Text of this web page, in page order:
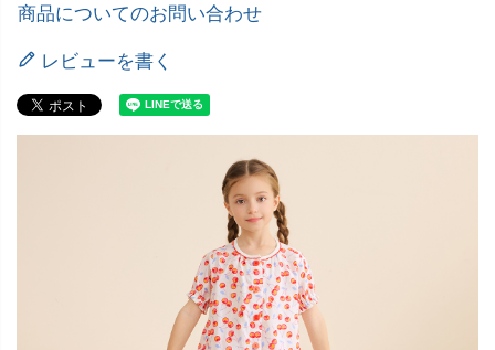
商品についてのお問い合わせ
レビューを書く